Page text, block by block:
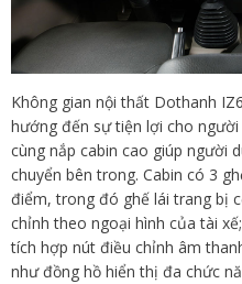
Không gian nội thất Dothanh
hướng đến sự tiện lợi cho
cùng nắp cabin cao giúp người
chuyển bên trong. Cabin có 3
điểm, trong đó ghế lái trang bị
chỉnh theo ngoại hình của tài
tích hợp nút điều chỉnh âm
như đồng hồ hiển thị đa chức